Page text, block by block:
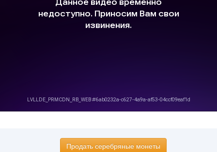
Продать серебряные монеты